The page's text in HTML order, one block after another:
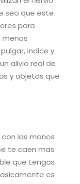
sea que este
para
menos
indice y
alivio real de
y objetos que
las manos
te caen mas
que tengas
es